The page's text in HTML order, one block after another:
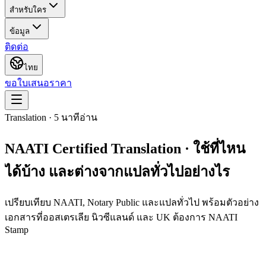
สำหรับใคร
ข้อมูล
ติดต่อ
ไทย
ขอใบเสนอราคา
Translation · 5 นาทีอ่าน
NAATI Certified Translation · ใช้ที่ไหน
ได้บ้าง และต่างจากแปลทั่วไปอย่างไร
เปรียบเทียบ NAATI, Notary Public และแปลทั่วไป พร้อมตัวอย่าง
เอกสารที่ออสเตรเลีย นิวซีแลนด์ และ UK ต้องการ NAATI
Stamp